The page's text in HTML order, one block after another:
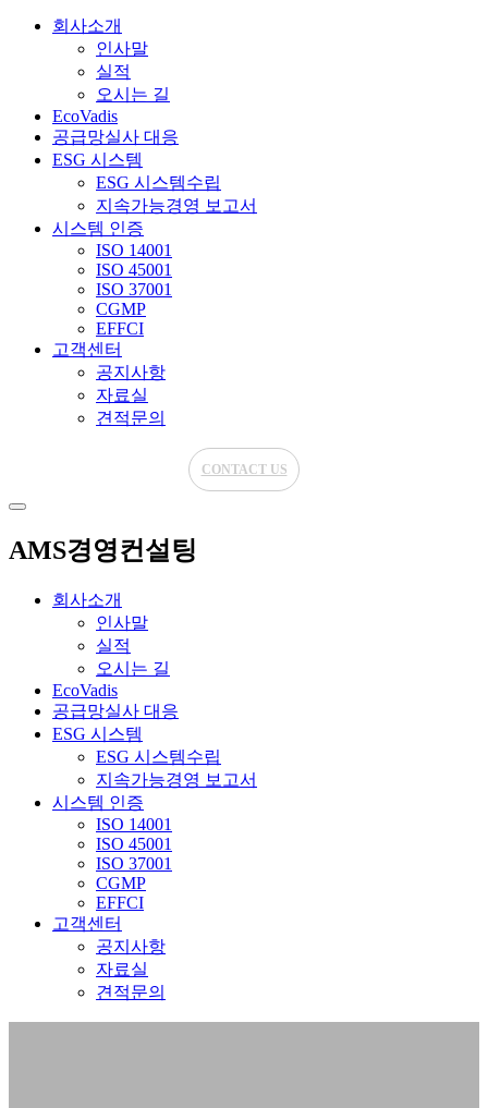
회사소개
인사말
실적
오시는 길
EcoVadis
공급망실사 대응
ESG 시스템
ESG 시스템수립
지속가능경영 보고서
시스템 인증
ISO 14001
ISO 45001
ISO 37001
CGMP
EFFCI
고객센터
공지사항
자료실
견적문의
CONTACT US
AMS경영컨설팅
회사소개
인사말
실적
오시는 길
EcoVadis
공급망실사 대응
ESG 시스템
ESG 시스템수립
지속가능경영 보고서
시스템 인증
ISO 14001
ISO 45001
ISO 37001
CGMP
EFFCI
고객센터
공지사항
자료실
견적문의